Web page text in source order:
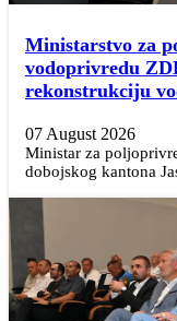
Ministarstvo za
vodoprivredu
rekonstrukciju
07 August 2026
Ministar za
dobojskog kantona